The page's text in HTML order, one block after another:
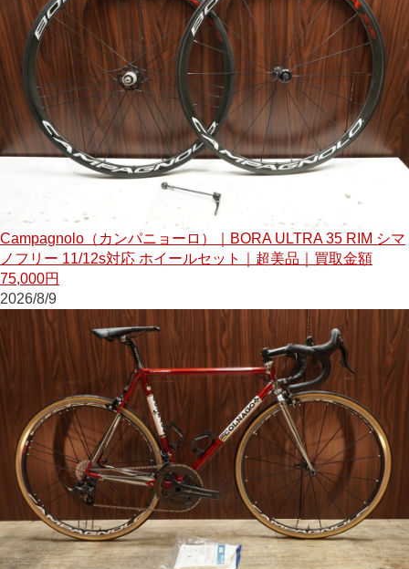
Campagnolo（カンパニョーロ）｜BORA ULTRA 35 RIM シマ
ノフリー 11/12s対応 ホイールセット｜超美品｜買取金額
75,000円
2026/8/9